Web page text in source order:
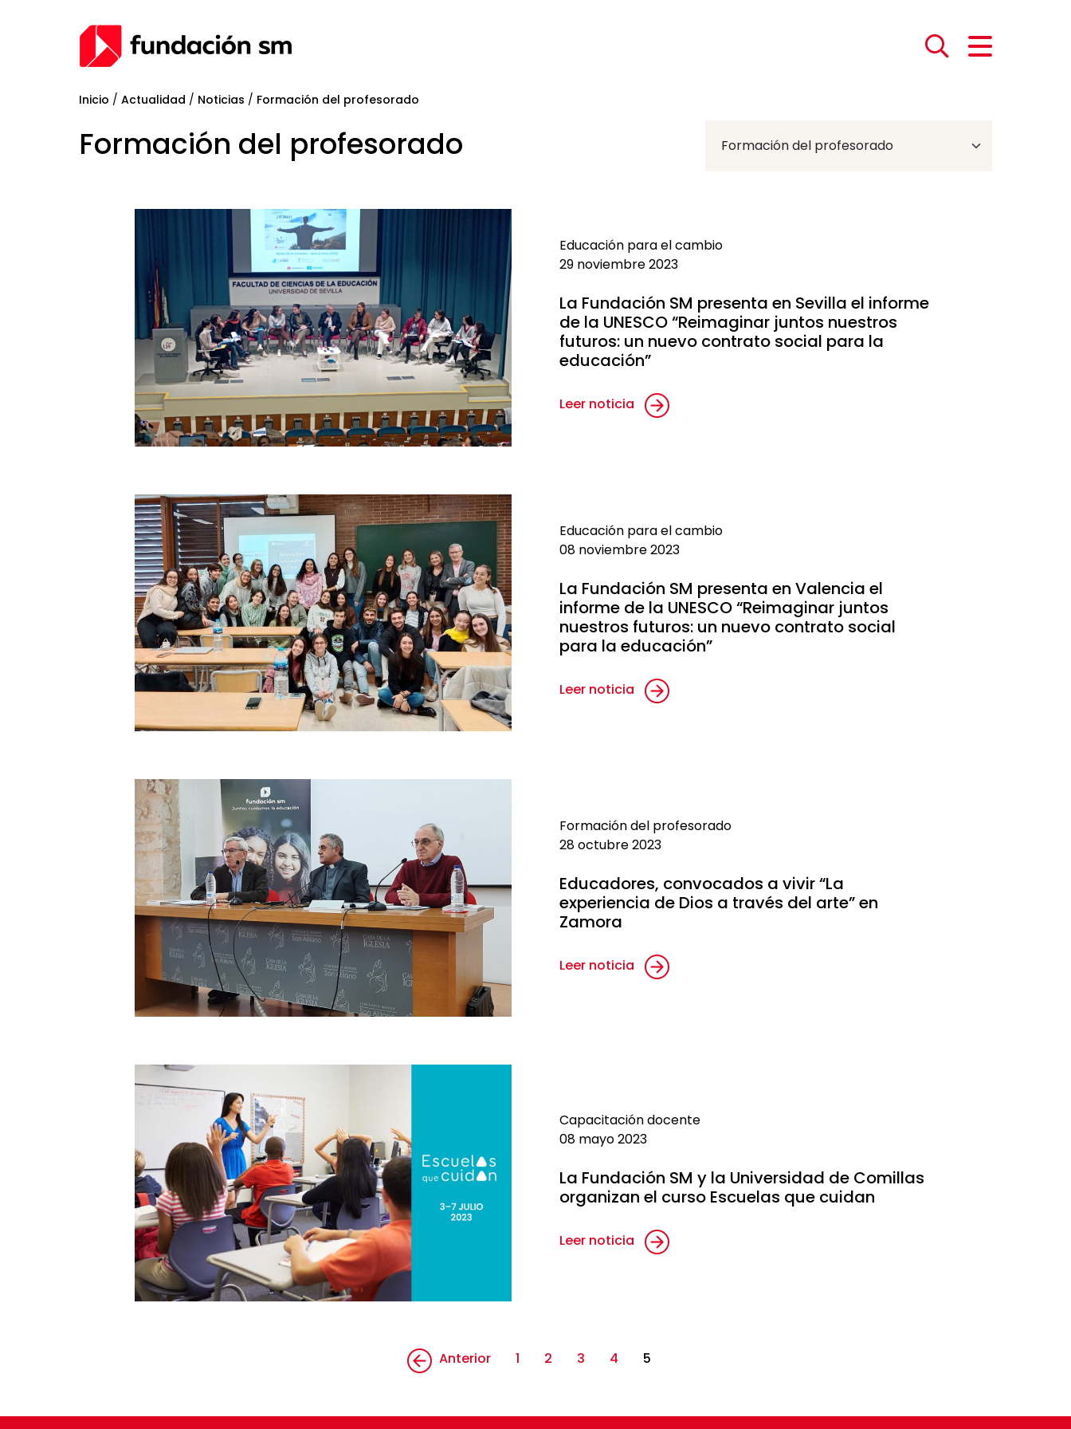
Inicio / Actualidad / Noticias / Formación del profesorado
Formación del profesorado
Educación para el cambio
29 noviembre 2023
La Fundación SM presenta en Sevilla el informe
de la UNESCO “Reimaginar juntos nuestros
futuros: un nuevo contrato social para la
educación”
Leer noticia
Educación para el cambio
08 noviembre 2023
La Fundación SM presenta en Valencia el
informe de la UNESCO “Reimaginar juntos
nuestros futuros: un nuevo contrato social
para la educación”
Leer noticia
Formación del profesorado
28 octubre 2023
Educadores, convocados a vivir “La
experiencia de Dios a través del arte” en
Zamora
Leer noticia
Capacitación docente
08 mayo 2023
La Fundación SM y la Universidad de Comillas
organizan el curso Escuelas que cuidan
Leer noticia
Anterior 1 2 3 4 5